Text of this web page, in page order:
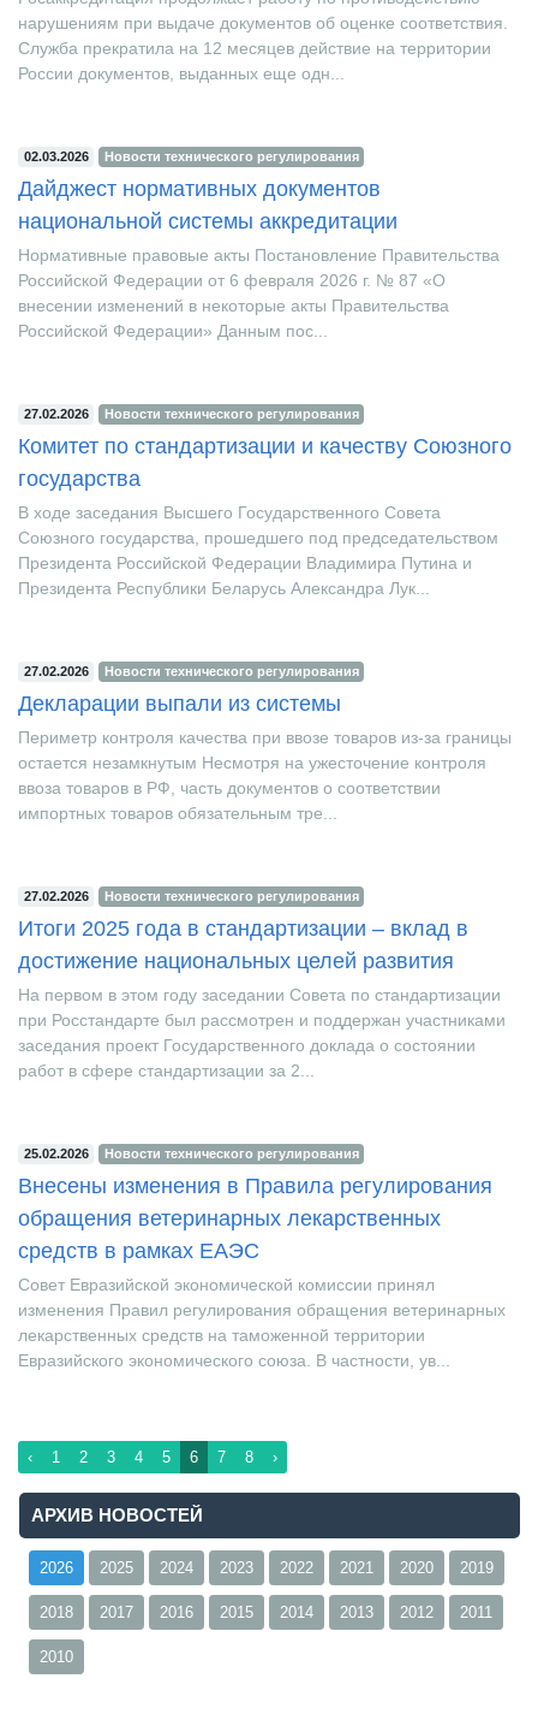
Росаккредитация продолжает работу по противодействию
нарушениям при выдаче документов об оценке соответствия.
Служба прекратила на 12 месяцев действие на территории
02.03.2026
Дайджест нормативных документов
национальной системы аккредитации
Нормативные правовые акты Постановление Правительства
Российской Федерации от 6 февраля 2026 г. № 87 «О
внесении изменений в некоторые акты Правительства
27.02.2026
Комитет по стандартизации и качеству Союзного
государства
В ходе заседания Высшего Государственного Совета
Союзного государства, прошедшего под председательством
Президента Российской Федерации Владимира Путина и
27.02.2026
Декларации выпали из системы
Периметр контроля качества при ввозе товаров из-за границы
остается незамкнутым Несмотря на ужесточение контроля
ввоза товаров в РФ, часть документов о соответствии
27.02.2026 Новости технического регулирования
Итоги 2025 года в стандартизации – вклад в
достижение национальных целей развития
На первом в этом году заседании Совета по стандартизации
при Росстандарте был рассмотрен и поддержан участниками
заседания проект Государственного доклада о состоянии
25.02.2026 Новости технического регулирования
Внесены изменения в Правила регулирования
обращения ветеринарных лекарственных
средств в рамках ЕАЭС
Совет Евразийской экономической комиссии принял
изменения Правил регулирования обращения ветеринарных
лекарственных средств на таможенной территории
АРХИВ НОВОСТЕЙ
2026 2025 2024 2023 2022 2021 2020 2019
2018 2017 2016 2015 2014 2013 2012 2011
2010